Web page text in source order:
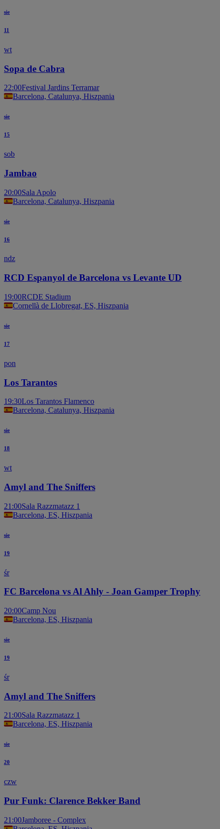
sie
11
wt
Sopa de Cabra
22:00Festival Jardins Terramar
Barcelona, Catalunya, Hiszpania
sie
15
sob
Jambao
20:00Sala Apolo
Barcelona, Catalunya, Hiszpania
sie
16
ndz
RCD Espanyol de Barcelona vs Levante UD
19:00RCDE Stadium
Cornellà de Llobregat, ES, Hiszpania
sie
17
pon
Los Tarantos
19:30Los Tarantos Flamenco
Barcelona, Catalunya, Hiszpania
sie
18
wt
Amyl and The Sniffers
21:00Sala Razzmatazz 1
Barcelona, ES, Hiszpania
sie
19
śr
FC Barcelona vs Al Ahly - Joan Gamper Trophy
20:00Camp Nou
Barcelona, ES, Hiszpania
sie
19
śr
Amyl and The Sniffers
21:00Sala Razzmatazz 1
Barcelona, ES, Hiszpania
sie
20
czw
Pur Funk: Clarence Bekker Band
21:00Jamboree - Complex